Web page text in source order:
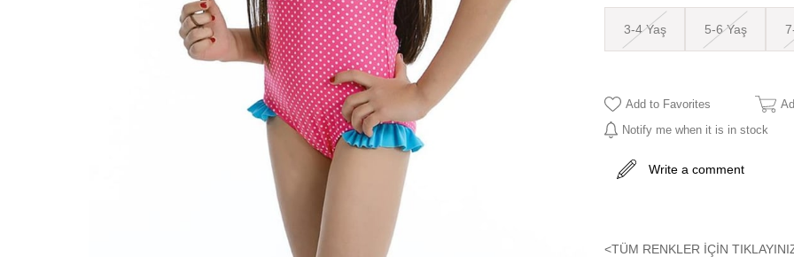
3-4 Yaş 5-6 Yaş
Add to Favorites
Notify me when it is in stock
Write a comment
<TÜM RENKLER İÇİN